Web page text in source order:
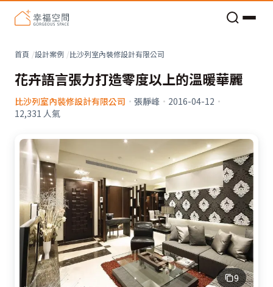
首頁 設計案例 比沙列室內裝修設計有限公司
花卉語言張力打造零度以上的溫暖華麗
比沙列室內裝修設計有限公司 · 張靜峰 · 2016-04-12 ·
12,331 人氣
9